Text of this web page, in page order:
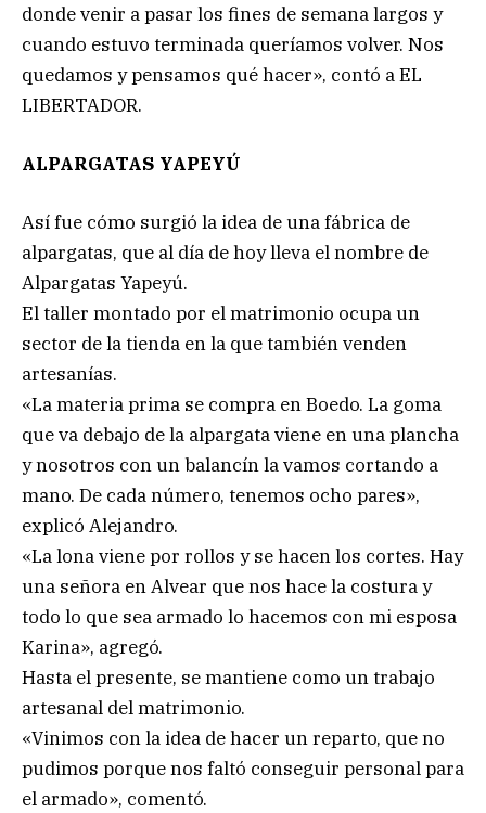
donde venir a pasar los fines de semana largos y
cuando estuvo terminada queríamos volver. Nos
quedamos y pensamos qué hacer», contó a EL
LIBERTADOR.
ALPARGATAS YAPEYÚ
Así fue cómo surgió la idea de una fábrica de
alpargatas, que al día de hoy lleva el nombre de
Alpargatas Yapeyú.
El taller montado por el matrimonio ocupa un
sector de la tienda en la que también venden
artesanías.
«La materia prima se compra en Boedo. La goma
que va debajo de la alpargata viene en una plancha
y nosotros con un balancín la vamos cortando a
mano. De cada número, tenemos ocho pares»,
explicó Alejandro.
«La lona viene por rollos y se hacen los cortes. Hay
una señora en Alvear que nos hace la costura y
todo lo que sea armado lo hacemos con mi esposa
Karina», agregó.
Hasta el presente, se mantiene como un trabajo
artesanal del matrimonio.
«Vinimos con la idea de hacer un reparto, que no
pudimos porque nos faltó conseguir personal para
el armado», comentó.